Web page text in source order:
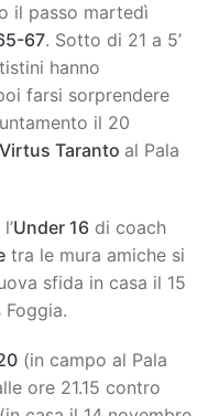
il passo martedì
67. Sotto di 21 a 5’
hanno
farsi sorprendere
il 20
Virtus Taranto al Pala
Under 16 di coach
tra le mura amiche si
sfida in casa il 15
(in campo al Pala
ore 21.15 contro